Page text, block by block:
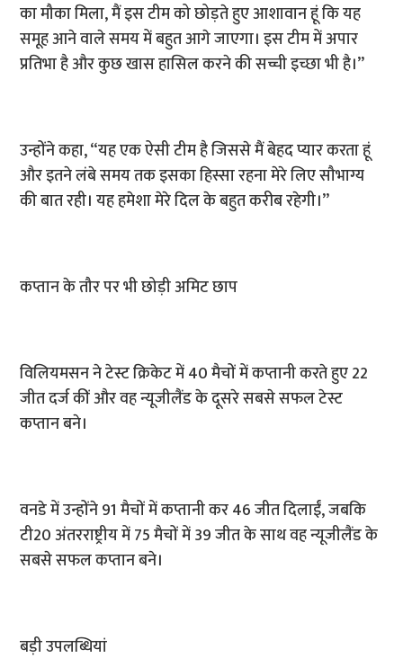
का मौका मिला, मैं इस टीम को छोड़ते हुए आशावान हूं कि यह
समूह आने वाले समय में बहुत आगे जाएगा। इस टीम में अपार
प्रतिभा है और कुछ खास हासिल करने की सच्ची इच्छा भी है।”
उन्होंने कहा, “यह एक ऐसी टीम है जिससे मैं बेहद प्यार करता हूं
और इतने लंबे समय तक इसका हिस्सा रहना मेरे लिए सौभाग्य
की बात रही। यह हमेशा मेरे दिल के बहुत करीब रहेगी।”
कप्तान के तौर पर भी छोड़ी अमिट छाप
विलियमसन ने टेस्ट क्रिकेट में 40 मैचों में कप्तानी करते हुए 22
जीत दर्ज कीं और वह न्यूजीलैंड के दूसरे सबसे सफल टेस्ट
कप्तान बने।
वनडे में उन्होंने 91 मैचों में कप्तानी कर 46 जीत दिलाईं, जबकि
टी20 अंतरराष्ट्रीय में 75 मैचों में 39 जीत के साथ वह न्यूजीलैंड के
सबसे सफल कप्तान बने।
बड़ी उपलब्धियां